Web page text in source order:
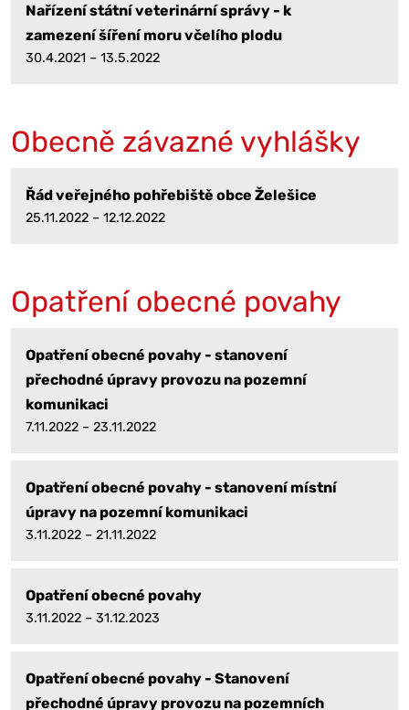
Nařízení státní veterinární správy - k
zamezení šíření moru včelího plodu
30.4.2021 – 13.5.2022
Obecně závazné vyhlášky
Řád veřejného pohřebiště obce Želešice
25.11.2022 – 12.12.2022
Opatření obecné povahy
Opatření obecné povahy - stanovení
přechodné úpravy provozu na pozemní
komunikaci
7.11.2022 – 23.11.2022
Opatření obecné povahy - stanovení místní
úpravy na pozemní komunikaci
3.11.2022 – 21.11.2022
Opatření obecné povahy
3.11.2022 – 31.12.2023
Opatření obecné povahy - Stanovení
přechodné úpravy provozu na pozemních